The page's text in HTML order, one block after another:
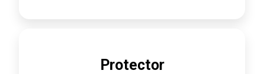
Protector